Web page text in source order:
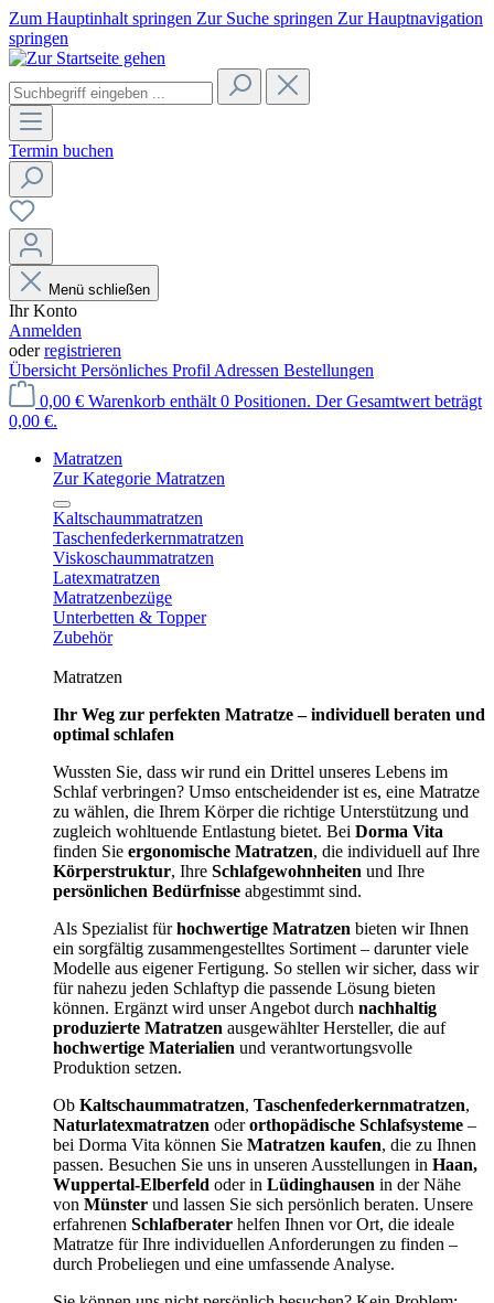
Zum Hauptinhalt springen Zur Suche springen Zur Hauptnavigation
springen
Termin buchen
Menü schließen
Ihr Konto
Anmelden
oderregistrieren
Übersicht Persönliches Profil Adressen Bestellungen
0,00 € Warenkorb enthält 0 Positionen. Der Gesamtwert beträgt
0,00 €.
Matratzen
Zur Kategorie Matratzen
Kaltschaummatratzen
Taschenfederkernmatratzen
Viskoschaummatratzen
Latexmatratzen
Matratzenbezüge
Unterbetten & Topper
Zubehör
Matratzen
Ihr Weg zur perfekten Matratze – individuell beraten und
optimal schlafen
Wussten Sie, dass wir rund ein Drittel unseres Lebens im
Schlaf verbringen? Umso entscheidender ist es, eine Matratze
zu wählen, die Ihrem Körper die richtige Unterstützung und
zugleich wohltuende Entlastung bietet. Bei Dorma Vita
finden Sie ergonomische Matratzen, die individuell auf Ihre
Körperstruktur, Ihre Schlafgewohnheiten und Ihre
persönlichen Bedürfnisse abgestimmt sind.
Als Spezialist fürhochwertige Matratzen bieten wir Ihnen
ein sorgfältig zusammengestelltes Sortiment – darunter viele
Modelle aus eigener Fertigung. So stellen wir sicher, dass wir
für nahezu jeden Schlaftyp die passende Lösung bieten
können. Ergänzt wird unser Angebot durch nachhaltig
produzierte Matratzen ausgewählter Hersteller, die auf
hochwertige Materialien und verantwortungsvolle
Produktion setzen.
Ob Kaltschaummatratzen, Taschenfederkernmatratzen,
Naturlatexmatratzen oderorthopädische Schlafsysteme –
bei Dorma Vita können Sie Matratzen kaufen, die zu Ihnen
passen. Besuchen Sie uns in unseren Ausstellungen in Haan,
Wuppertal-Elberfeld oder in Lüdinghausen in der Nähe
von Münster und lassen Sie sich persönlich beraten. Unsere
erfahrenen Schlafberater helfen Ihnen vor Ort, die ideale
Matratze für Ihre individuellen Anforderungen zu finden –
durch Probeliegen und eine umfassende Analyse.